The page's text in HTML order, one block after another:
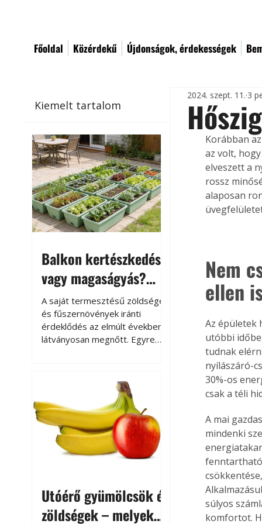
Főoldal Közérdekű Újdonságok, érdekességek
Kiemelt tartalom
Balkon kertészkedés
vagy magaságyás?
Helytakarékos
kertészkedés
A saját termesztésű zöldségek
és fűszernövények iránti
érdeklődés az elmúlt években
látványosan megnőtt. Egyre
kertészkedés sokak számára
kikapcsolódást és feltöltődést
is jelent.
Utóérő gyümölcsök és
zöldségek – melyek
2024. szept. 11. 3
Korábban
az volt,
elveszett a
rossz
alaposan
Nem
ellen
Az épületek
utóbbi
tudnak
nyílászáró-
30%-os
csak a téli
A mai
mindenki
súlyos
komfortot.